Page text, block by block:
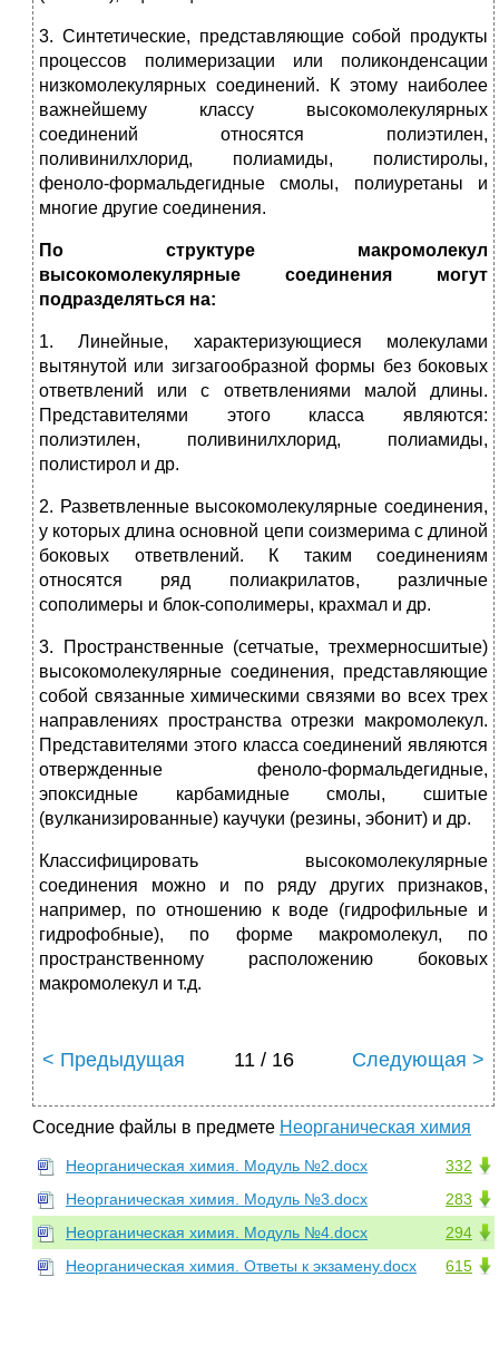
3. Синтетические, представляющие собой продукты
процессов полимеризации или поликонденсации
низкомолекулярных соединений. К этому наиболее
важнейшему классу высокомолекулярных
соединений относятся полиэтилен,
поливинилхлорид, полиамиды, полистиролы,
феноло-формальдегидные смолы, полиуретаны и
многие другие соединения.
По структуре макромолекул
высокомолекулярные соединения могут
подразделяться на:
1. Линейные, характеризующиеся молекулами
вытянутой или зигзагообразной формы без боковых
ответвлений или с ответвлениями малой длины.
Представителями этого класса являются:
полиэтилен, поливинилхлорид, полиамиды,
полистирол и др.
2. Разветвленные высокомолекулярные соединения,
у которых длина основной цепи соизмерима с длиной
боковых ответвлений. К таким соединениям
относятся ряд полиакрилатов, различные
сополимеры и блок-сополимеры, крахмал и др.
3. Пространственные (сетчатые, трехмерносшитые)
высокомолекулярные соединения, представляющие
собой связанные химическими связями во всех трех
направлениях пространства отрезки макромолекул.
Представителями этого класса соединений являются
отвержденные феноло-формальдегидные,
эпоксидные карбамидные смолы, сшитые
(вулканизированные) каучуки (резины, эбонит) и др.
Классифицировать высокомолекулярные
соединения можно и по ряду других признаков,
например, по отношению к воде (гидрофильные и
гидрофобные), по форме макромолекул, по
пространственному расположению боковых
макромолекул и т.д.
< Предыдущая 11 / 16 Следующая >
Соседние файлы в предмете Неорганическая химия
332
Неорганическая химия. Модуль №2.docx
283
Неорганическая химия. Модуль №3.docx
294
Неорганическая химия. Модуль №4.docx
615
Неорганическая химия. Ответы к экзамену.docx